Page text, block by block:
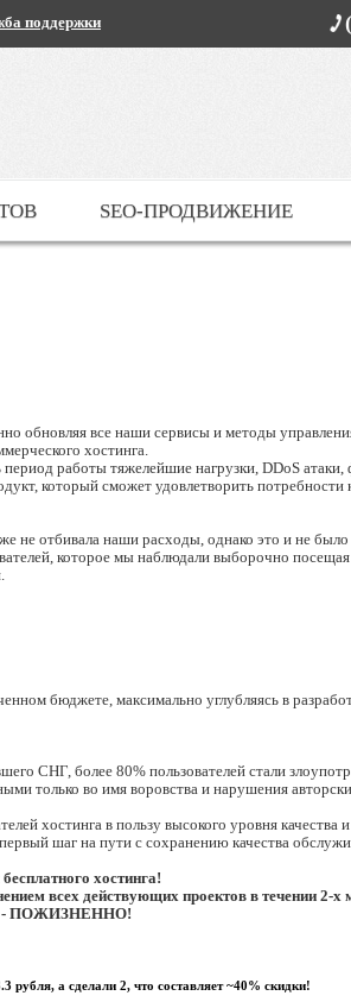
поддержки
SEO-ПРОДВИЖЕНИЕ
обновляя все наши сервисы и методы
хостинга.
работы тяжелейшие нагрузки, DDoS
который сможет удовлетворить потребности
не отбивала наши расходы, однако это и не
которое мы наблюдали выборочно
бюджете, максимально углубляясь в
СНГ, более 80% пользователей стали
только во имя воровства и нарушения
хостинга в пользу высокого уровня качества
шаг на пути с сохранению качества
хостинга!
всех действующих проектов в течении 2-х
- ПОЖИЗНЕННО!
рубля, а сделали 2, что составляет ~40% скидки!